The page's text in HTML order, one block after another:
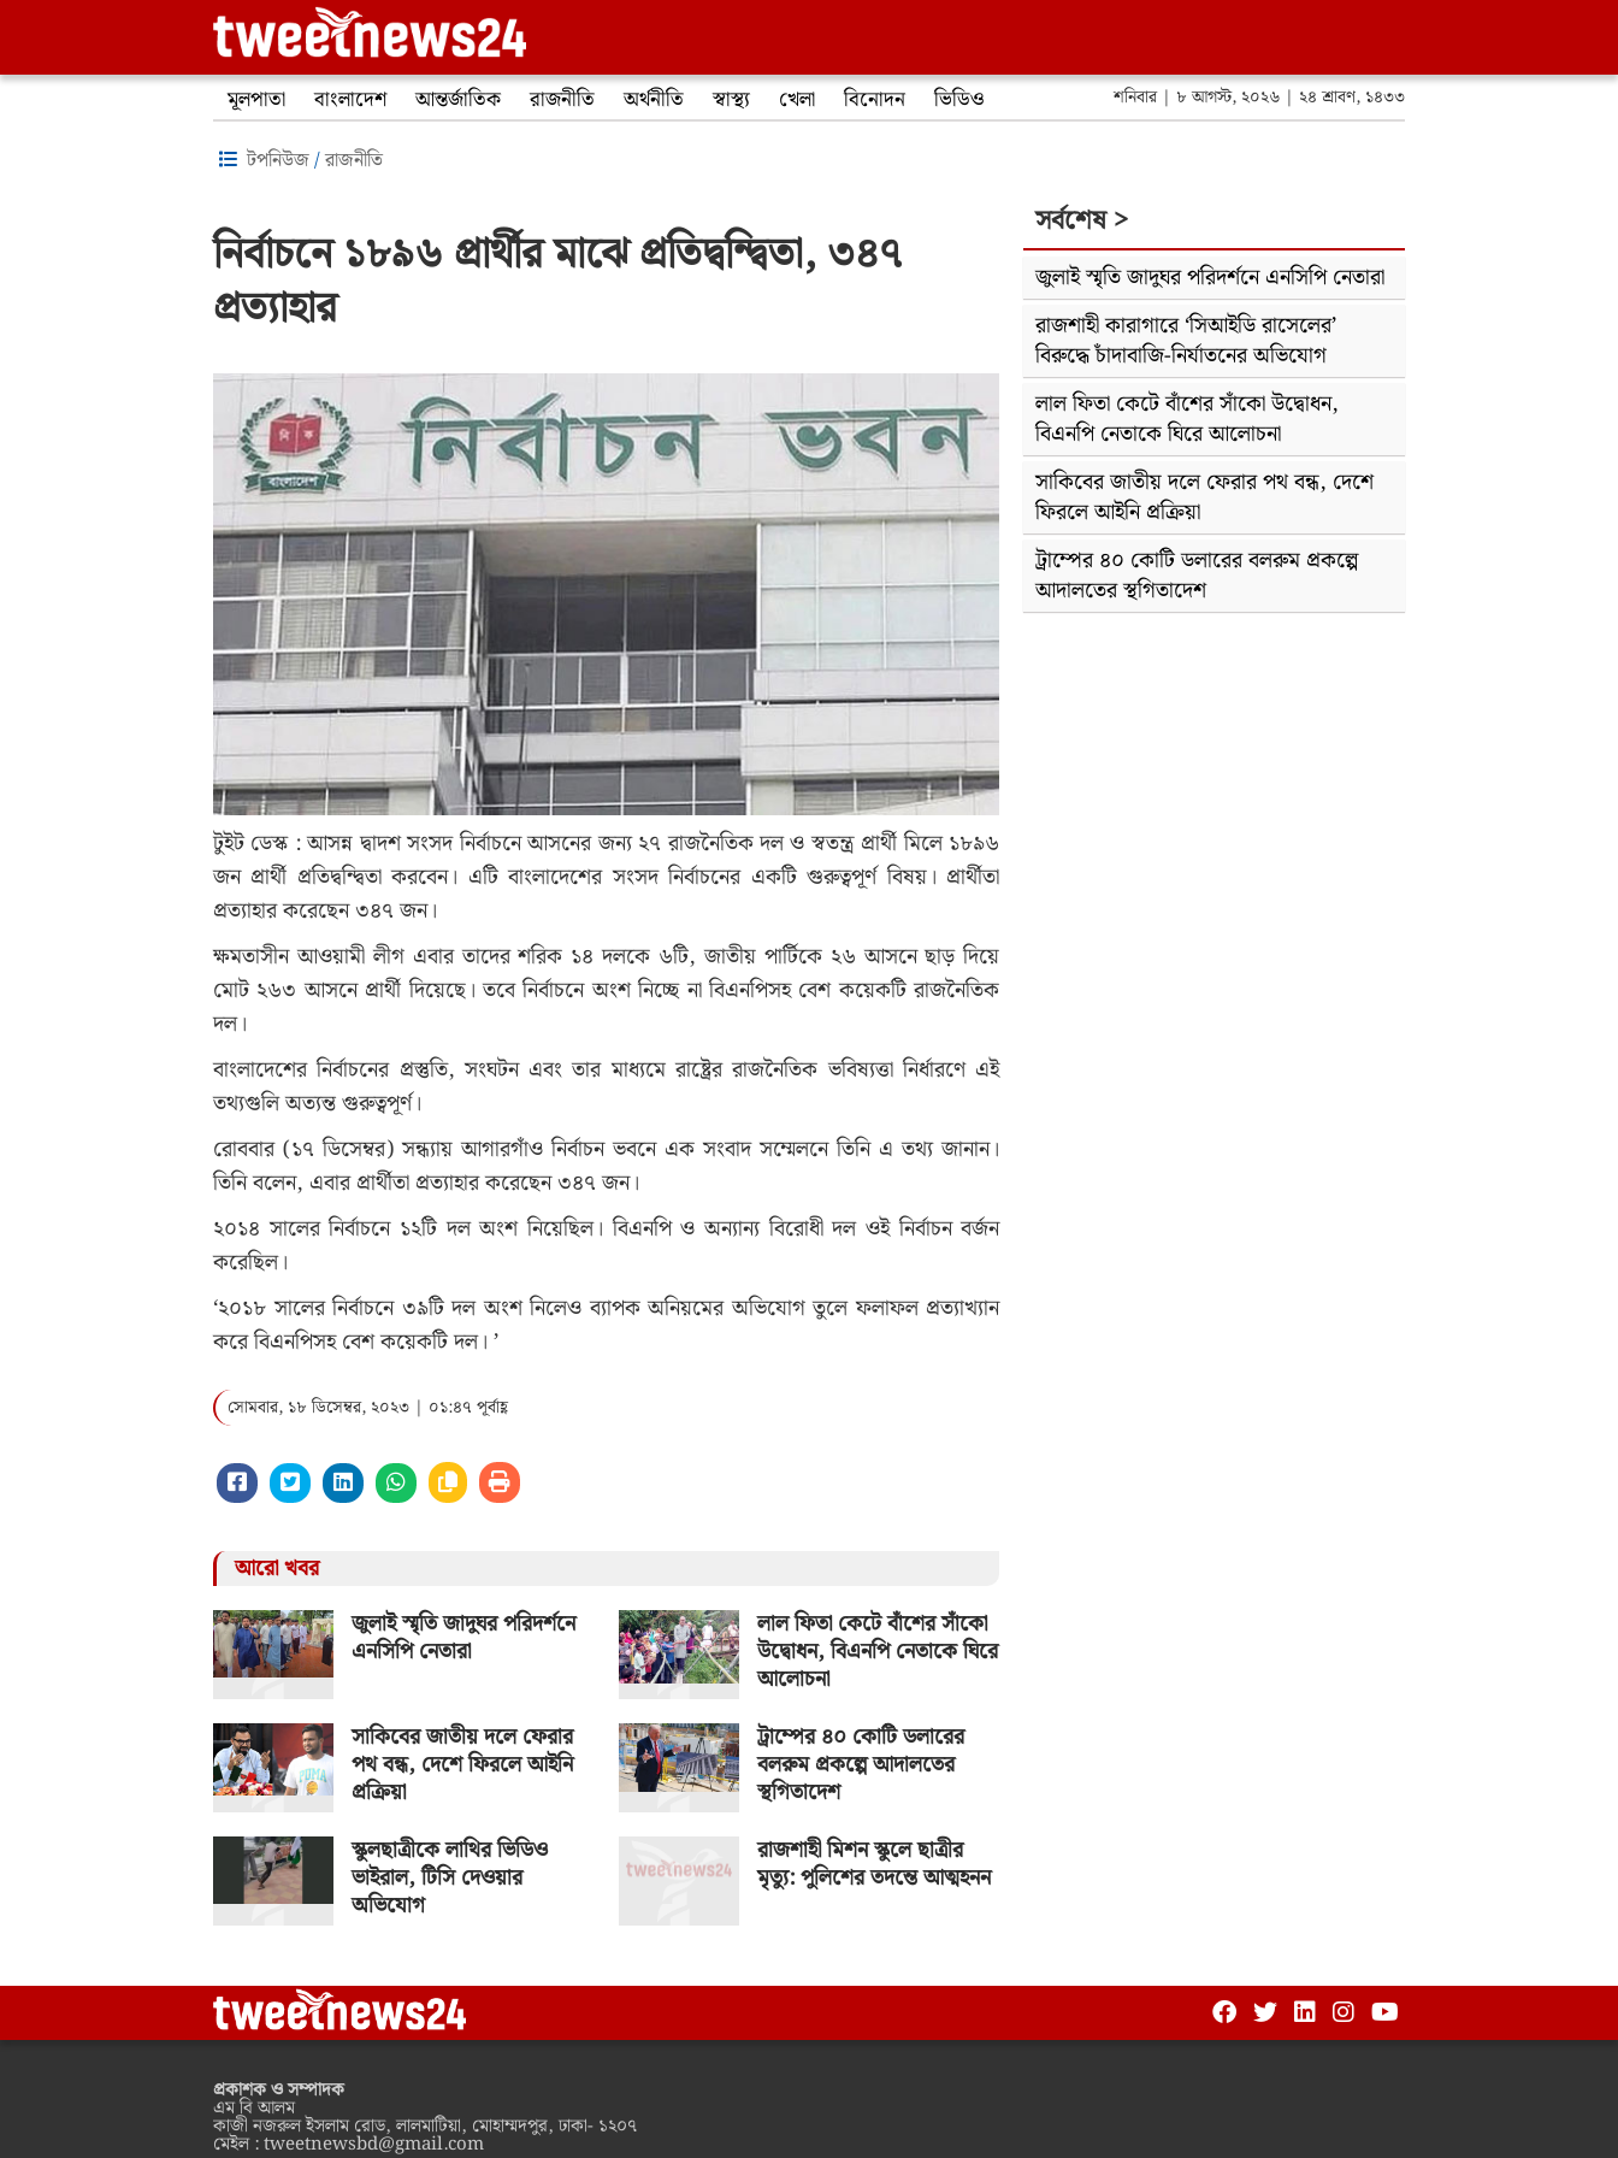
মূলপাতা বাংলাদেশ আন্তর্জাতিক রাজনীতি অর্থনীতি স্বাস্থ্য খেলা বিনোদন ভিডিও শনিবার | ৮ আগস্ট, ২০২৬ | ২৪ শ্রাবণ, ১৪৩৩
টপনিউজ/রাজনীতি
নির্বাচনে ১৮৯৬ প্রার্থীর মাঝে প্রতিদ্বন্দ্বিতা, ৩৪৭
প্রত্যাহার
টুইট ডেস্ক : আসন্ন দ্বাদশ সংসদ নির্বাচনে আসনের জন্য ২৭ রাজনৈতিক দল ও স্বতন্ত্র প্রার্থী মিলে ১৮৯৬
জন প্রার্থী প্রতিদ্বন্দ্বিতা করবেন। এটি বাংলাদেশের সংসদ নির্বাচনের একটি গুরুত্বপূর্ণ বিষয়। প্রার্থীতা
প্রত্যাহার করেছেন ৩৪৭ জন।
ক্ষমতাসীন আওয়ামী লীগ এবার তাদের শরিক ১৪ দলকে ৬টি, জাতীয় পার্টিকে ২৬ আসনে ছাড় দিয়ে
মোট ২৬৩ আসনে প্রার্থী দিয়েছে। তবে নির্বাচনে অংশ নিচ্ছে না বিএনপিসহ বেশ কয়েকটি রাজনৈতিক
দল।
বাংলাদেশের নির্বাচনের প্রস্তুতি, সংঘটন এবং তার মাধ্যমে রাষ্ট্রের রাজনৈতিক ভবিষ্যত্তা নির্ধারণে এই
তথ্যগুলি অত্যন্ত গুরুত্বপূর্ণ।
রোববার (১৭ ডিসেম্বর) সন্ধ্যায় আগারগাঁও নির্বাচন ভবনে এক সংবাদ সম্মেলনে তিনি এ তথ্য জানান।
তিনি বলেন, এবার প্রার্থীতা প্রত্যাহার করেছেন ৩৪৭ জন।
২০১৪ সালের নির্বাচনে ১২টি দল অংশ নিয়েছিল। বিএনপি ও অন্যান্য বিরোধী দল ওই নির্বাচন বর্জন
করেছিল।
‘২০১৮ সালের নির্বাচনে ৩৯টি দল অংশ নিলেও ব্যাপক অনিয়মের অভিযোগ তুলে ফলাফল প্রত্যাখ্যান
করে বিএনপিসহ বেশ কয়েকটি দল। ’
সোমবার, ১৮ ডিসেম্বর, ২০২৩ | ০১:৪৭ পূর্বাহ্ণ
আরো খবর
জুলাই স্মৃতি জাদুঘর পরিদর্শনে
এনসিপি নেতারা
লাল ফিতা কেটে বাঁশের সাঁকো
উদ্বোধন, বিএনপি নেতাকে ঘিরে
আলোচনা
সাকিবের জাতীয় দলে ফেরার
পথ বন্ধ, দেশে ফিরলে আইনি
প্রক্রিয়া
ট্রাম্পের ৪০ কোটি ডলারের
বলরুম প্রকল্পে আদালতের
স্থগিতাদেশ
স্কুলছাত্রীকে লাথির ভিডিও
ভাইরাল, টিসি দেওয়ার
অভিযোগ
রাজশাহী মিশন স্কুলে ছাত্রীর
মৃত্যু: পুলিশের তদন্তে আত্মহনন
সর্বশেষ >
জুলাই স্মৃতি জাদুঘর পরিদর্শনে এনসিপি নেতারা
রাজশাহী কারাগারে ‘সিআইডি রাসেলের’
বিরুদ্ধে চাঁদাবাজি-নির্যাতনের অভিযোগ
লাল ফিতা কেটে বাঁশের সাঁকো উদ্বোধন,
বিএনপি নেতাকে ঘিরে আলোচনা
সাকিবের জাতীয় দলে ফেরার পথ বন্ধ, দেশে
ফিরলে আইনি প্রক্রিয়া
ট্রাম্পের ৪০ কোটি ডলারের বলরুম প্রকল্পে
আদালতের স্থগিতাদেশ
প্রকাশক ও সম্পাদক
এম বি আলম
কাজী নজরুল ইসলাম রোড, লালমাটিয়া, মোহাম্মদপুর, ঢাকা- ১২০৭
মেইল :tweetnewsbd@gmail.com